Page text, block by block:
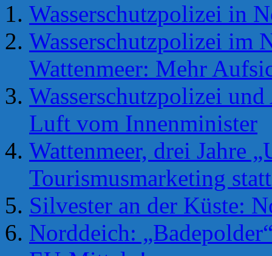
Wasserschutzpolizei in
Wasserschutzpolizei im
Wattenmeer: Mehr
Wasserschutzpolizei
Luft vom Innenminister
Wattenmeer, drei Jahre
Tourismusmarketing
Silvester an der Küste:
Norddeich: